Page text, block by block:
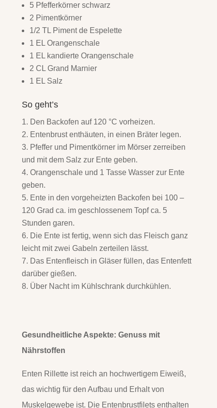
5 Pfefferkörner schwarz
2 Pimentkörner
1/2 TL Piment de Espelette
1 EL Orangenschale
1 EL kandierte Orangenschale
2 CL Grand Marnier
1 EL Salz
So geht’s
Den Backofen auf 120 °C vorheizen.
Entenbrust enthäuten, in einen Bräter legen.
Pfeffer und Pimentkörner im Mörser zerreiben
und mit dem Salz zur Ente geben.
Orangenschale und 1 Tasse Wasser zur Ente
geben.
Ente in den vorgeheizten Backofen bei 100 –
120 Grad ca. im geschlossenem Topf ca. 5
Stunden garen.
Die Ente ist fertig, wenn sich das Fleisch ganz
leicht mit zwei Gabeln zerteilen lässt.
Das Entenfleisch in Gläser füllen, das Entenfett
darüber gießen.
Über Nacht im Kühlschrank durchkühlen.
Gesundheitliche Aspekte: Genuss mit
Nährstoffen
Enten Rillette ist reich an hochwertigem Eiweiß,
das wichtig für den Aufbau und Erhalt von
Muskelgewebe ist. Die Entenbrustfilets enthalten